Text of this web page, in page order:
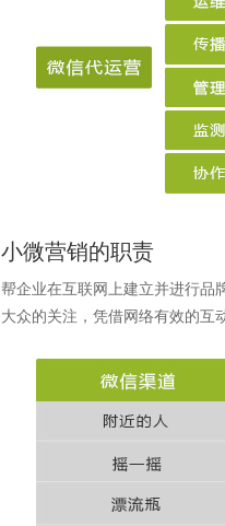
小微营销的职责
帮企业在互联网上建立并进行品
大众的关注，凭借网络有效的互